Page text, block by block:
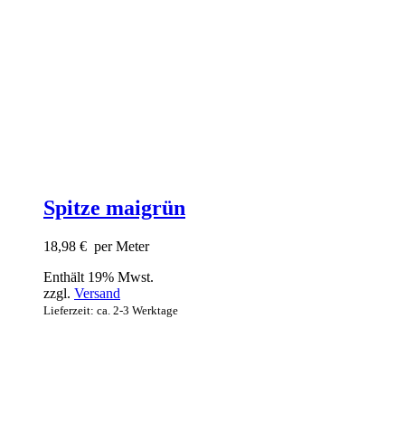
Spitze maigrün
18,98 € per Meter
Enthält 19% Mwst.
zzgl. Versand
Lieferzeit: ca. 2-3 Werktage